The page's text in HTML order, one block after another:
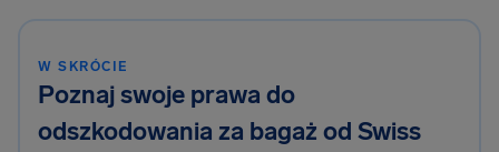
W SKRÓCIE
Poznaj swoje prawa do
odszkodowania za bagaż od Swiss